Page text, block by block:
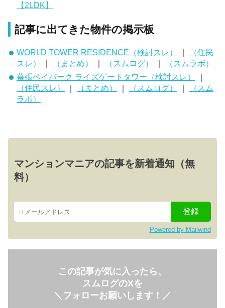
【2LDK】
記事に出てきた物件の掲示板
WORLD TOWER RESIDENCE（検討スレ）
（住民
スレ）
（まとめ） （スムログ）
（スムラボ）
幕張ベイパーク ライズゲートタワー（検討スレ）
｜
（住民スレ）
｜ （まとめ） ｜ （スムログ） ｜
（スム
ラボ）
マンションマニアの記事を新着通知（無
料）
Powered by Mailwind
この記事が気に入ったら、
スムログのXを
＼フォローお願いします！／